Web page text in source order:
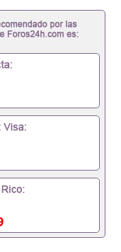
理学位证书办理
办理加拿大文凭
、毕业证+成绩
父母及亲朋好
OFFER，在读
述材料，随时都
，专业，学位，
国内找工作假的
成绩单可以办
办理什么材料
业证会查吗
什么材料
, 挂科拿不到毕
常毕业怎么办
是否因为中途
您是否因为递